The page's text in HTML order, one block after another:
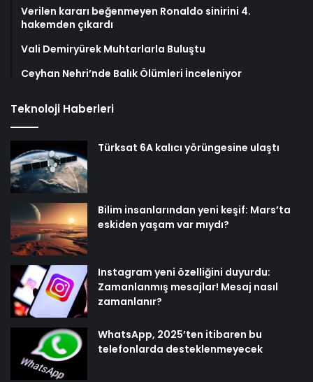
Verilen kararı beğenmeyen Ronaldo sinirini 4.
hakemden çıkardı
Vali Demiryürek Muhtarlarla Buluştu
Ceyhan Nehri’nde Balık Ölümleri İnceleniyor
Teknoloji Haberleri
Türksat 6A kalıcı yörüngesine ulaştı
Bilim insanlarından yeni keşif: Mars’ta
eskiden yaşam var mıydı?
Instagram yeni özelliğini duyurdu:
Zamanlanmış mesajlar! Mesaj nasıl
zamanlanır?
WhatsApp, 2025’ten itibaren bu
telefonlarda desteklenmeyecek